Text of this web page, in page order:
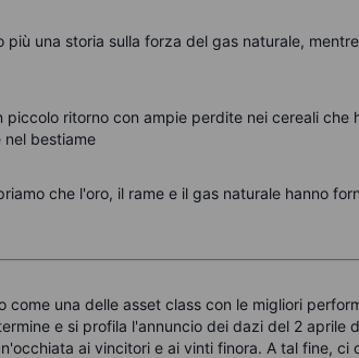
più una storia sulla forza del gas naturale,
ritorno con ampie perdite nei cereali che
bestiame
che l'oro, il rame e il gas naturale hanno
come una delle asset class con le migliori
e si profila l'annuncio dei dazi del 2 aprile
ai vincitori e ai vinti finora. A tal fine, ci